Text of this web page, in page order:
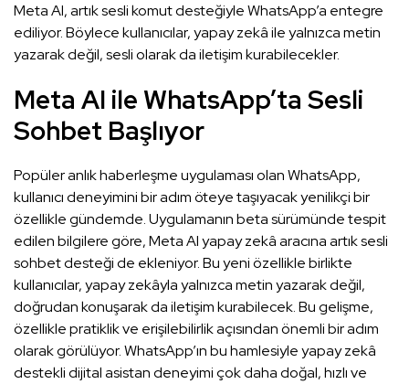
Meta AI, artık sesli komut desteğiyle WhatsApp’a entegre
ediliyor. Böylece kullanıcılar, yapay zekâ ile yalnızca metin
yazarak değil, sesli olarak da iletişim kurabilecekler.
Meta AI ile WhatsApp’ta Sesli
Sohbet Başlıyor
Popüler anlık haberleşme uygulaması olan WhatsApp,
kullanıcı deneyimini bir adım öteye taşıyacak yenilikçi bir
özellikle gündemde. Uygulamanın beta sürümünde tespit
edilen bilgilere göre, Meta AI yapay zekâ aracına artık sesli
sohbet desteği de ekleniyor. Bu yeni özellikle birlikte
kullanıcılar, yapay zekâyla yalnızca metin yazarak değil,
doğrudan konuşarak da iletişim kurabilecek. Bu gelişme,
özellikle pratiklik ve erişilebilirlik açısından önemli bir adım
olarak görülüyor. WhatsApp’ın bu hamlesiyle yapay zekâ
destekli dijital asistan deneyimi çok daha doğal, hızlı ve